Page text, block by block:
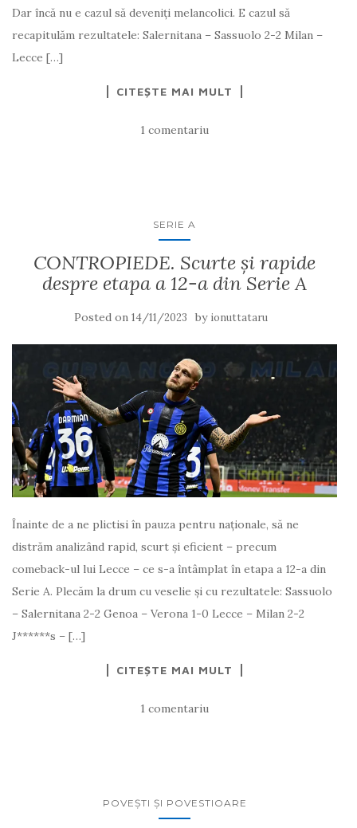
Dar încă nu e cazul să deveniți melancolici. E cazul să
recapitulăm rezultatele: Salernitana – Sassuolo 2-2 Milan –
Lecce […]
CITEȘTE MAI MULT
1 comentariu
SERIE A
CONTROPIEDE. Scurte și rapide
despre etapa a 12-a din Serie A
Posted on 14/11/2023 by ionuttataru
Înainte de a ne plictisi în pauza pentru naționale, să ne
distrăm analizând rapid, scurt și eficient – precum
comeback-ul lui Lecce – ce s-a întâmplat în etapa a 12-a din
Serie A. Plecăm la drum cu veselie și cu rezultatele: Sassuolo
– Salernitana 2-2 Genoa – Verona 1-0 Lecce – Milan 2-2
J******s – […]
CITEȘTE MAI MULT
1 comentariu
POVEŞTI ŞI POVESTIOARE